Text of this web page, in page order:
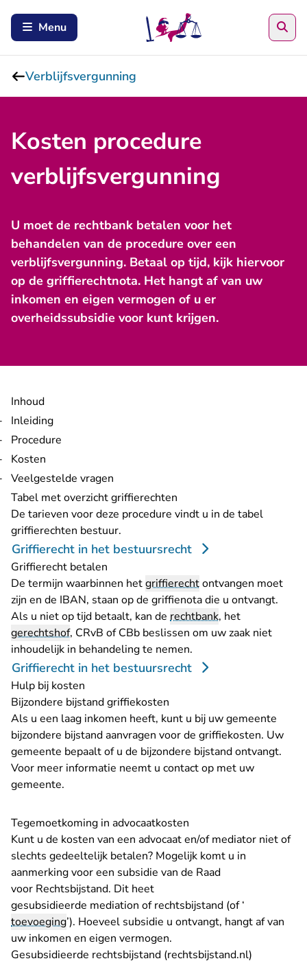
Menu
Verblijfsvergunning
Kosten procedure
verblijfsvergunning
U moet de rechtbank betalen voor het
behandelen van de procedure over een
verblijfsvergunning. Betaal op tijd, kijk hiervoor
op de griffierechtnota. Het hangt af van uw
inkomen en eigen vermogen of u er
overheidssubsidie voor kunt krijgen.
Inhoud
Inleiding
Procedure
Kosten
Veelgestelde vragen
Tabel met overzicht griffierechten
De tarieven voor deze procedure vindt u in de tabel
griffierechten bestuur.
Griffierecht in het bestuursrecht
Griffierecht betalen
De termijn waarbinnen hetgriffierechtontvangen moet
zijn en de IBAN, staan op de griffienota die u ontvangt.
Als u niet op tijd betaalt, kan de rechtbank, het
gerechtshof, CRvB of CBb beslissen om uw zaak niet
inhoudelijk in behandeling te nemen.
Griffierecht in het bestuursrecht
Hulp bij kosten
Bijzondere bijstand griffiekosten
Als u een laag inkomen heeft, kunt u bij uw gemeente
bijzondere bijstand aanvragen voor de griffiekosten. Uw
gemeente bepaalt of u de bijzondere bijstand ontvangt.
Voor meer informatie neemt u contact op met uw
gemeente.
Tegemoetkoming in advocaatkosten
Kunt u de kosten van een advocaat en/of mediator niet of
slechts gedeeltelijk betalen? Mogelijk komt u in
aanmerking voor een subsidie van de Raad
voor Rechtsbijstand. Dit heet
gesubsidieerde mediation of rechtsbijstand (of ‘
toevoeging’). Hoeveel subsidie u ontvangt, hangt af van
uw inkomen en eigen vermogen.
Gesubsidieerde rechtsbijstand (rechtsbijstand.nl)